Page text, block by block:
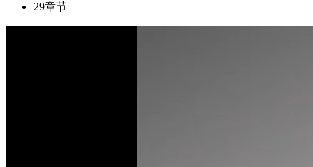
29章节